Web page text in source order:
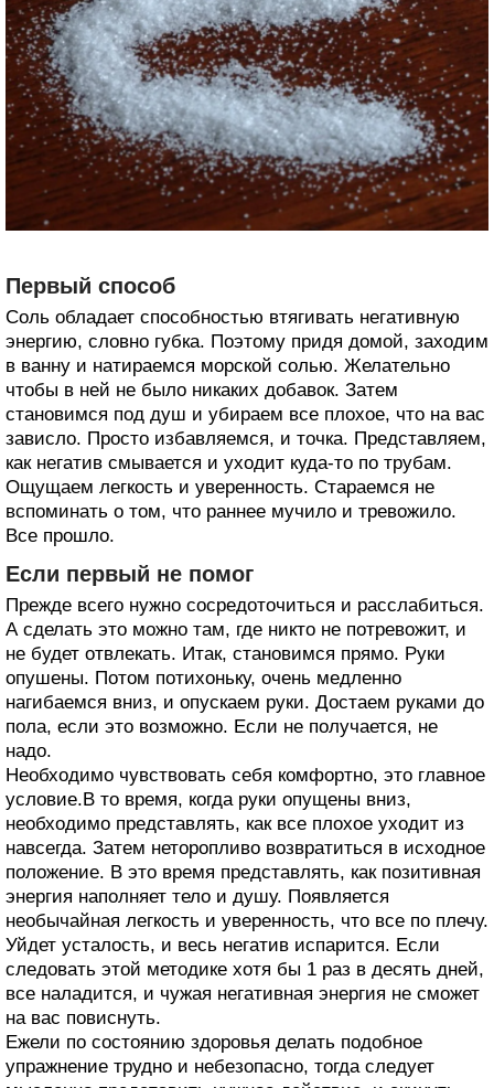
Первый способ
Соль обладает способностью втягивать негативную
энергию, словно губка. Поэтому придя домой, заходим
в ванну и натираемся морской солью. Желательно
чтобы в ней не было никаких добавок. Затем
становимся под душ и убираем все плохое, что на вас
зависло. Просто избавляемся, и точка. Представляем,
как негатив смывается и уходит куда-то по трубам.
Ощущаем легкость и уверенность. Стараемся не
вспоминать о том, что раннее мучило и тревожило.
Все прошло.
Если первый не помог
Прежде всего нужно сосредоточиться и расслабиться.
А сделать это можно там, где никто не потревожит, и
не будет отвлекать. Итак, становимся прямо. Руки
опушены. Потом потихоньку, очень медленно
нагибаемся вниз, и опускаем руки. Достаем руками до
пола, если это возможно. Если не получается, не
надо.
Необходимо чувствовать себя комфортно, это главное
условие.В то время, когда руки опущены вниз,
необходимо представлять, как все плохое уходит из
навсегда. Затем неторопливо возвратиться в исходное
положение. В это время представлять, как позитивная
энергия наполняет тело и душу. Появляется
необычайная легкость и уверенность, что все по плечу.
Уйдет усталость, и весь негатив испарится. Если
следовать этой методике хотя бы 1 раз в десять дней,
все наладится, и чужая негативная энергия не сможет
на вас повиснуть.
Ежели по состоянию здоровья делать подобное
упражнение трудно и небезопасно, тогда следует